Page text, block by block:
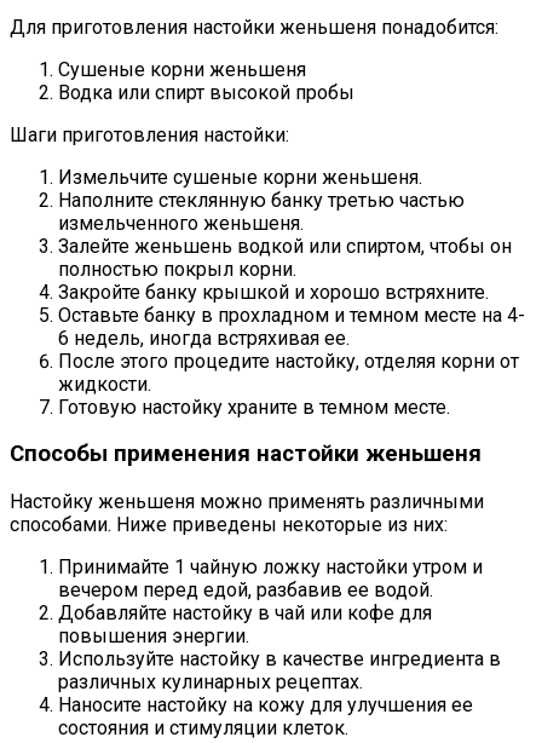
Для приготовления настойки женьшеня понадобится:
Сушеные корни женьшеня
Водка или спирт высокой пробы
Шаги приготовления настойки:
Измельчите сушеные корни женьшеня.
Наполните стеклянную банку третью частью
измельченного женьшеня.
Залейте женьшень водкой или спиртом, чтобы он
полностью покрыл корни.
Закройте банку крышкой и хорошо встряхните.
Оставьте банку в прохладном и темном месте на 4-
6 недель, иногда встряхивая ее.
После этого процедите настойку, отделяя корни от
жидкости.
Готовую настойку храните в темном месте.
Способы применения настойки женьшеня
Настойку женьшеня можно применять различными
способами. Ниже приведены некоторые из них:
Принимайте 1 чайную ложку настойки утром и
вечером перед едой, разбавив ее водой.
Добавляйте настойку в чай или кофе для
повышения энергии.
Используйте настойку в качестве ингредиента в
различных кулинарных рецептах.
Наносите настойку на кожу для улучшения ее
состояния и стимуляции клеток.